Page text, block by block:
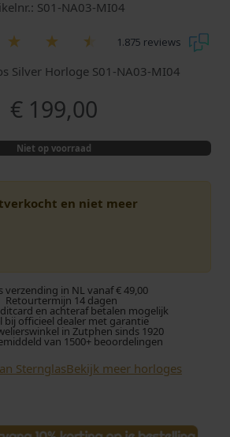
S01-NA03-MI04
1.875 reviews
Silver Horloge S01-NA03-MI04
€199,00
Niet op voorraad
en niet meer
verzending in NL vanaf € 49,00
Retourtermijn 14 dagen
en achteraf betalen mogelijk
bij officieel dealer met garantie
in Zutphen sinds 1920
van 1500+ beoordelingen
SternglasBekijk meer horloges